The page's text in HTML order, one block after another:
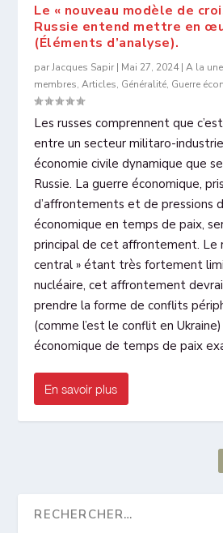
Le « nouveau modèle de
Russie entend mettre en
(Éléments d’analyse).
parJacques Sapir | Mai 27, 2024|A la une
membres,Articles, Généralité, Guerre
Les russes comprennent que
entre un secteur militaro-
économie civile dynamique que
Russie. La guerre économique,
d’affrontements et de pressions
économique en temps de paix,
principal de cet affrontement. Le
central » étant très fortement
nucléaire, cet affrontement
prendre la forme de conflits
(comme l’est le conflit en
économique de temps de paix
En savoir plus